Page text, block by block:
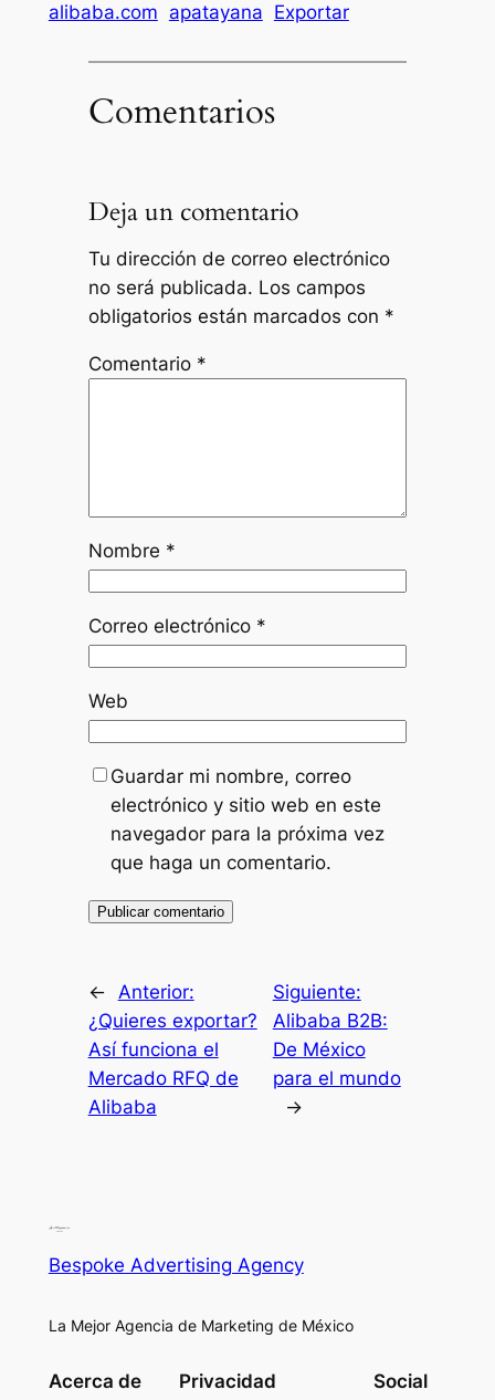
alibaba.com apatayana Exportar
Comentarios
Deja un comentario
Tu dirección de correo electrónico
no será publicada. Los campos
obligatorios están marcados con *
Comentario *
Nombre *
Correo electrónico *
Web
Guardar mi nombre, correo
electrónico y sitio web en este
navegador para la próxima vez
que haga un comentario.
←
Anterior:
¿Quieres exportar?
Así funciona el
Mercado RFQ de
Alibaba
Siguiente:
Alibaba B2B:
De México
para el mundo
→
Bespoke Advertising Agency
La Mejor Agencia de Marketing de México
Acerca de Privacidad Social